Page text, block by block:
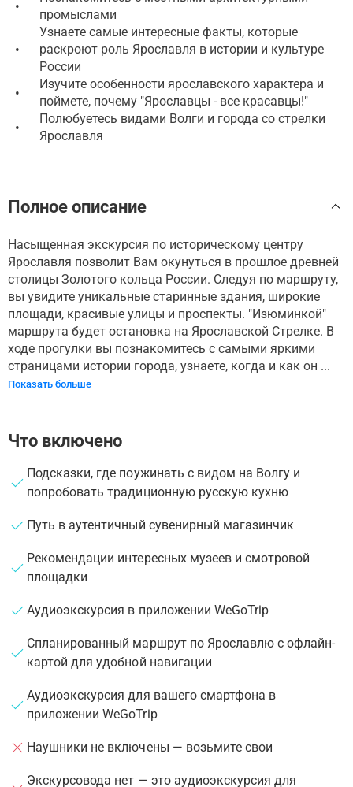
•
промыслами
•
Узнаете самые интересные факты, которые
раскроют роль Ярославля в истории и культуре
России
•
Изучите особенности ярославского характера и
поймете, почему "Ярославцы - все красавцы!"
•
Полюбуетесь видами Волги и города со стрелки
Ярославля
Полное описание
Насыщенная экскурсия по историческому центру
Ярославля позволит Вам окунуться в прошлое древней
столицы Золотого кольца России. Следуя по маршруту,
вы увидите уникальные старинные здания, широкие
площади, красивые улицы и проспекты. "Изюминкой"
маршрута будет остановка на Ярославской Стрелке. В
ходе прогулки вы познакомитесь с самыми яркими
страницами истории города, узнаете, когда и как он ...
Показать больше
Что включено
Подсказки, где поужинать с видом на Волгу и
попробовать традиционную русскую кухню
Путь в аутентичный сувенирный магазинчик
Рекомендации интересных музеев и смотровой
площадки
Аудиоэкскурсия в приложении WeGoTrip
Спланированный маршрут по Ярославлю с офлайн-
картой для удобной навигации
Аудиоэкскурсия для вашего смартфона в
приложении WeGoTrip
Наушники не включены — возьмите свои
Экскурсовода нет — это аудиоэкскурсия для